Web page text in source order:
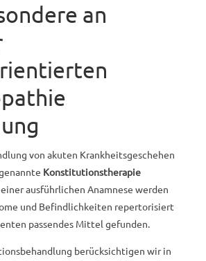
an
von akuten Krankheitsgeschehen
Konstitutionstherapie
ausführlichen Anamnese werden
und Befindlichkeiten repertorisiert
passendes Mittel gefunden.
berücksichtigen wir in